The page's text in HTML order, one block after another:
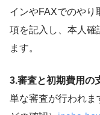
インやFAXでのやり
項を記入し、本人確
ます。
3.審査と初期費用の
単な審査が行われま